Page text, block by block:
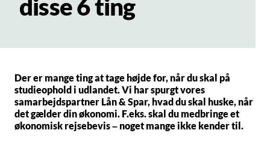
disse 6 ting
Der er mange ting at tage højde for, når du skal på
studieophold i udlandet. Vi har spurgt vores
samarbejdspartner Lån & Spar, hvad du skal huske, når
det gælder din økonomi. F.eks. skal du medbringe et
økonomisk rejsebevis – noget mange ikke kender til.